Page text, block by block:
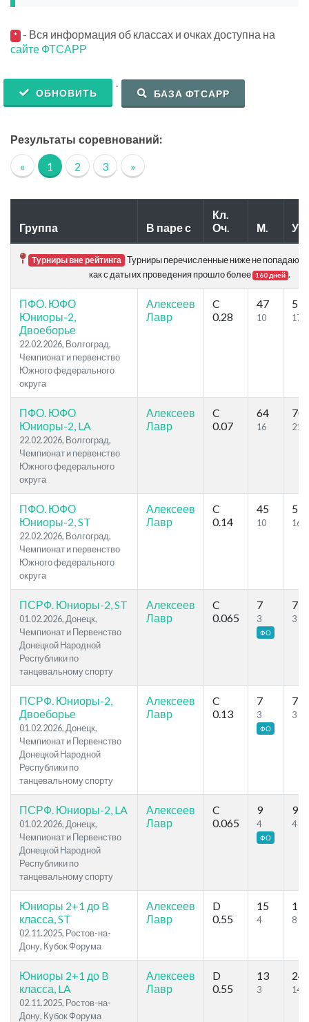
* - Вся информация об классах и очках доступна на
сайте ФТСАРР
ОБНОВИТЬ
.
БАЗА ФТСАРР
Результаты соревнований:
« 1 2 3 »
Группа В паре с
Кл.
Оч.
М. Уч.
Турниры вне рейтинга Турниры перечисленные ниже не попадают в
как с даты их проведения прошло более 160 дней .
ПФО. ЮФО
Юниоры-2,
Двоеборье
22.02.2026, Волгоград,
Чемпионат и первенство
Южного федерального
округа
Алексеев
Лавр
C
0.28
47
10
57
17
ПФО. ЮФО
Юниоры-2, LA
22.02.2026, Волгоград,
Чемпионат и первенство
Южного федерального
округа
Алексеев
Лавр
C
0.07
64
16
70
21
ПФО. ЮФО
Юниоры-2, ST
22.02.2026, Волгоград,
Чемпионат и первенство
Южного федерального
округа
Алексеев
Лавр
C
0.14
45
10
53
16
ПСРФ. Юниоры-2, ST
01.02.2026, Донецк,
Чемпионат и Первенство
Донецкой Народной
Республики по
танцевальному спорту
Алексеев
Лавр
C
0.065
7
3
ФО
7
3
ПСРФ. Юниоры-2,
Двоеборье
01.02.2026, Донецк,
Чемпионат и Первенство
Донецкой Народной
Республики по
танцевальному спорту
Алексеев
Лавр
C
0.13
7
3
ФО
7
3
ПСРФ. Юниоры-2, LA
01.02.2026, Донецк,
Чемпионат и Первенство
Донецкой Народной
Республики по
танцевальному спорту
Алексеев
Лавр
C
0.065
9
4
ФО
9
4
Юниоры 2+1 до B
класса, ST
02.11.2025, Ростов-на-
Дону, Кубок Форума
Алексеев
Лавр
D
0.55
15
4
19
8
Юниоры 2+1 до B
класса, LA
02.11.2025, Ростов-на-
Дону, Кубок Форума
Алексеев
Лавр
D
0.55
13
3
24
14